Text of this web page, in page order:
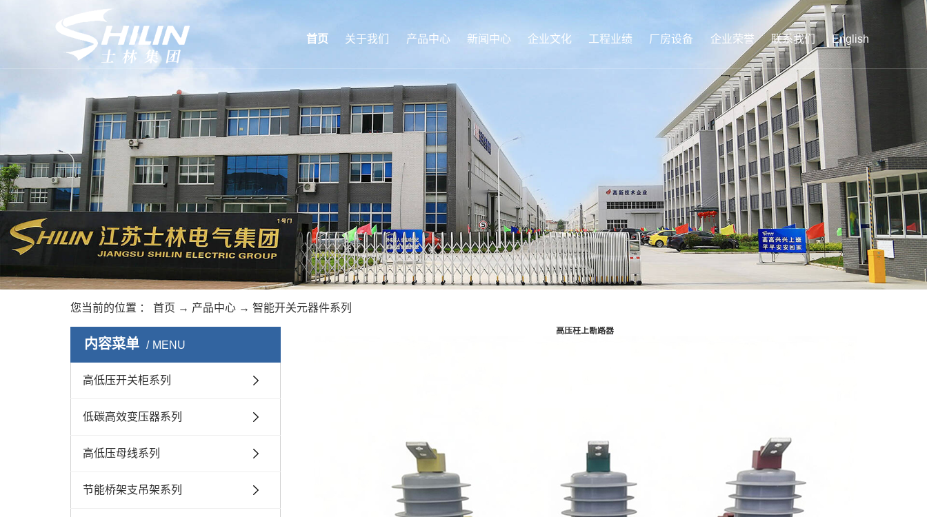
首页 关于我们 产品中心 新闻中心 企业文化 工程业绩 厂房设备 企业荣誉 联系我们 English
您当前的位置 ： 首页 → 产品中心 → 智能开关元器件系列
内容菜单 MENU
高低压开关柜系列
低碳高效变压器系列
高低压母线系列
节能桥架支吊架系列
高压柱上断路器